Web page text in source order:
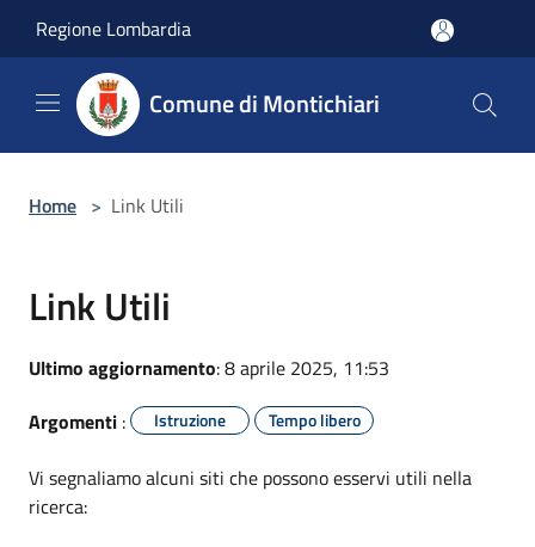
Regione Lombardia
Comune di Montichiari
Home > Link Utili
Link Utili
Ultimo aggiornamento: 8 aprile 2025, 11:53
Argomenti : Istruzione Tempo libero
Vi segnaliamo alcuni siti che possono esservi utili nella
ricerca: